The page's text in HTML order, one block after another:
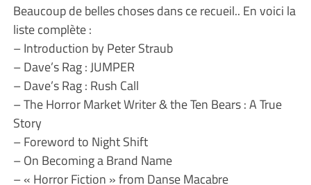
Beaucoup de belles choses dans ce recueil.. En voici la
liste complète :
– Introduction by Peter Straub
– Dave’s Rag : JUMPER
– Dave’s Rag : Rush Call
– The Horror Market Writer & the Ten Bears : A True
Story
– Foreword to Night Shift
– On Becoming a Brand Name
– « Horror Fiction » from Danse Macabre